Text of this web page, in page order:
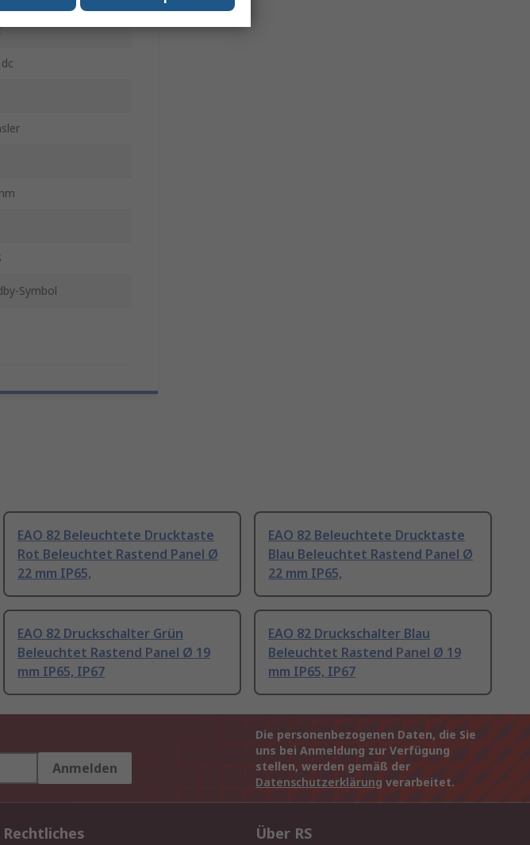
Symbol
EAO 82 Beleuchtete Drucktaste
Rot Beleuchtet Rastend Panel Ø
22 mm IP65,
EAO 82 Beleuchtete Drucktaste
Blau Beleuchtet Rastend Panel Ø
22 mm IP65,
EAO 82 Druckschalter Grün
Beleuchtet Rastend Panel Ø 19
mm IP65, IP67
EAO 82 Druckschalter Blau
Beleuchtet Rastend Panel Ø 19
mm IP65, IP67
Anmelden
Die personenbezogenen Daten, die Sie
uns bei Anmeldung zur Verfügung
stellen, werden gemäß der
Datenschutzerklärung verarbeitet.
Rechtliches Über RS